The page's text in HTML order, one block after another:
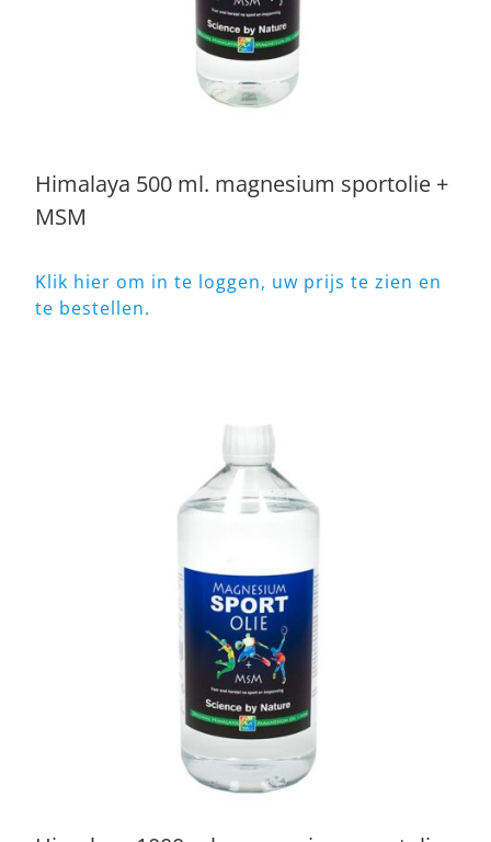
Himalaya 500 ml. magnesium sportolie +
MSM
Klik hier om in te loggen, uw prijs te zien en
te bestellen.